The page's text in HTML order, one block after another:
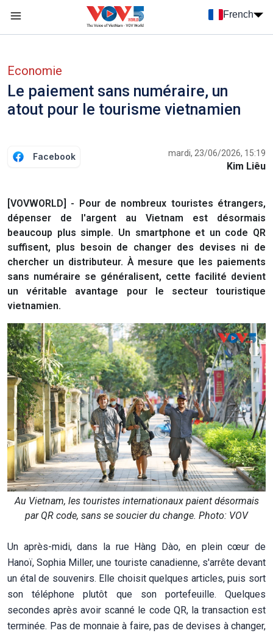
French
Economie
Le paiement sans numéraire, un
atout pour le tourisme vietnamien
Facebook mardi, 23/06/2026, 15:19
Kim Liêu
[VOVWORLD] - Pour de nombreux touristes étrangers,
dépenser de l'argent au Vietnam est désormais
beaucoup plus simple. Un smartphone et un code QR
suffisent, plus besoin de changer des devises ni de
chercher un distributeur. À mesure que les paiements
sans numéraire se généralisent, cette facilité devient
un véritable avantage pour le secteur touristique
vietnamien.
Au Vietnam, les touristes internationaux paient désormais
par QR code, sans se soucier du change. Photo: VOV
Un après-midi, dans la rue Hàng Dào, en plein cœur de
Hanoï, Sophia Miller, une touriste canadienne, s'arrête devant
un étal de souvenirs. Elle choisit quelques articles, puis sort
son téléphone plutôt que son portefeuille. Quelques
secondes après avoir scanné le code QR, la transaction est
terminée. Pas de monnaie à faire, pas de devises à changer,